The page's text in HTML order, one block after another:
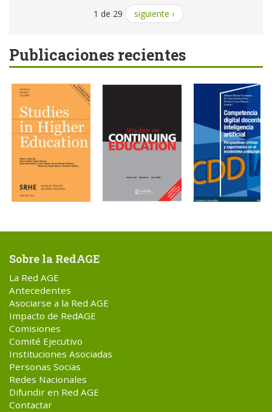
1 de 29 siguiente ›
Publicaciones recientes
Sobre la RedAGE
La Red AGE
Antecedentes
Asociarse a la Red AGE
Impacto de RedAGE
Comisiones
Comité Ejecutivo
Instituciones Asociadas
Personas Socias
Redes Nacionales
Difundir en Red AGE
Contactar